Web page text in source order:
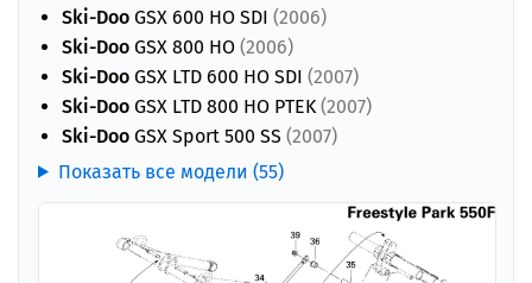
Ski-Doo GSX 600 HO SDI (2006)
Ski-Doo GSX 800 HO (2006)
Ski-Doo GSX LTD 600 HO SDI (2007)
Ski-Doo GSX LTD 800 HO PTEK (2007)
Ski-Doo GSX Sport 500 SS (2007)
Показать все модели (55)